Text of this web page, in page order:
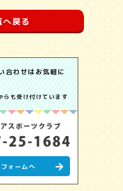
へ戻る
合わせはお気軽に
らも受け付けています
ォームへ